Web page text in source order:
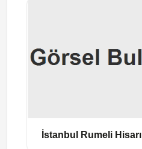
İstanbul Rumeli Hisarı